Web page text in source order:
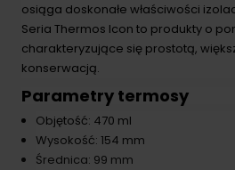
osiąga doskonałe właściwości
Seria Thermos Icon to produkty o
charakteryzujące się prostotą,
konserwacją.
Parametry termosy
Objętość: 470 ml
Wysokość: 154 mm
Średnica: 99 mm